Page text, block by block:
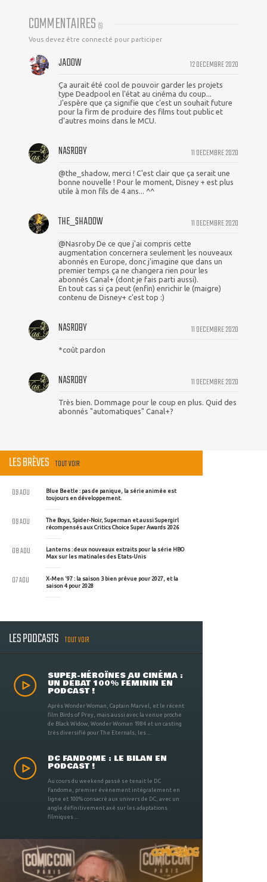
COMMENTAIRES (5)
Vous devez être connecté pour participer
12 DECEMBRE 2020
JADOW
Ça aurait été cool de pouvoir garder les projets
type Deadpool en l'état au cinéma du coup...
J'espère que ça signifie que c'est un souhait future
pour la firm de produire des films tout public et
d'autres moins dans le MCU.
11 DECEMBRE 2020
NASROBY
@the_shadow, merci ! C'est clair que ça serait une
bonne nouvelle ! Pour le moment, Disney + est plus
utile à mon fils de 4 ans... ^^
11 DECEMBRE 2020
THE_SHAD0W
@Nasroby De ce que j'ai compris cette
augmentation concernera seulement les nouveaux
abonnés en Europe, donc j'imagine que dans un
premier temps ça ne changera rien pour les
abonnés Canal+ (dont je fais parti aussi).
En tout cas si ça peut (enfin) enrichir le (maigre)
contenu de Disney+ c'est top :)
11 DECEMBRE 2020
NASROBY
*coût pardon
11 DECEMBRE 2020
NASROBY
Très bien. Dommage pour le coup en plus. Quid des
abonnés "automatiques" Canal+?
LES BRÈVES TOUT VOIR
Blue Beetle : pas de panique, la série animée est
toujours en développement.
09 AOU
The Boys, Spider-Noir, Superman et aussi Supergirl
récompensés aux Critics Choice Super Awards 2026
09 AOU
Lanterns : deux nouveaux extraits pour la série HBO
Max sur les matinales des Etats-Unis
08 AOU
X-Men '97 : la saison 3 bien prévue pour 2027, et la
saison 4 pour 2028
07 AOU
LES PODCASTS TOUT VOIR
SUPER-HÉROÏNES AU CINÉMA :
UN DÉBAT 100% FÉMININ EN
PODCAST !
Après Wonder Woman, Captain Marvel, et le récent
film Birds of Prey, mais aussi avec la venue proche
de Black Widow, Wonder Woman 1984 et un casting
très diversifié pour The Eternals, les ...
DC FANDOME : LE BILAN EN
PODCAST !
Au cours du weekend passé se tenait le DC
Fandome, premier évènement intégralement en
ligne et 100% consacré aux univers de DC, avec un
angle définitivement axé sur les adaptations
filmiques ...